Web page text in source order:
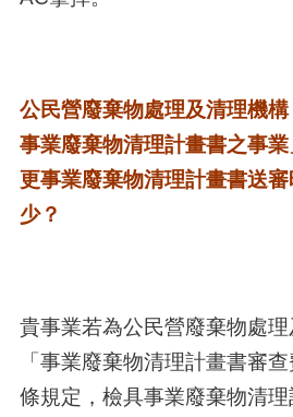
公民營廢棄物處理及清理機
事業廢棄物清理計畫書之事
更事業廢棄物清理計畫書送
少？
貴事業若為公民營廢棄物處
「事業廢棄物清理計畫書審
條規定，檢具事業廢棄物清